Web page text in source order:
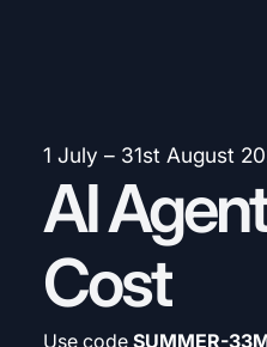
1 July – 31st August
AI
Cost
Use code SUMMER-